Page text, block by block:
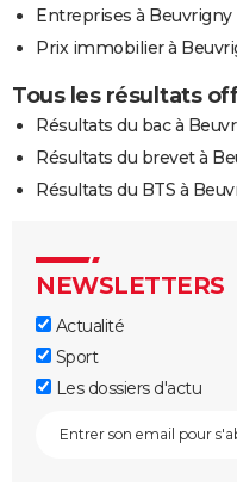
Entreprises à Beuvrigny
Prix immobilier à
Tous les résultats
Résultats du bac à
Résultats du brevet à
Résultats du BTS à
NEWSLETTERS
Actualité
Sport
Les dossiers d'actu